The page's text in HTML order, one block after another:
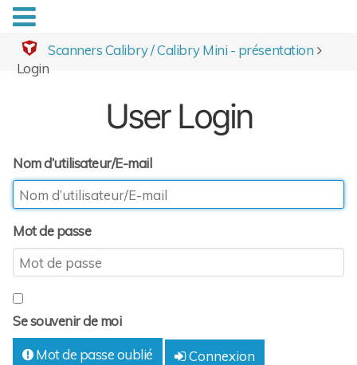
Scanners Calibry / Calibry Mini - présentation
Login
User Login
Nom d’utilisateur/E-mail
Mot de passe
Se souvenir de moi
Mot de passe oublié
Connexion